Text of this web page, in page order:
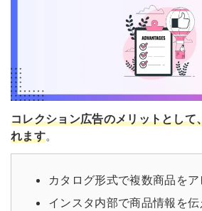
コレクション広告のメリットとし
れます。
カタログ形式で複数商品を
インスタ内部で商品情報を伝